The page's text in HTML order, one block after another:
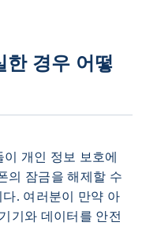
한 경우 어떻
개인 정보 보호에
의 잠금을 해제할 수
. 여러분이 만약 아
기와 데이터를 안전